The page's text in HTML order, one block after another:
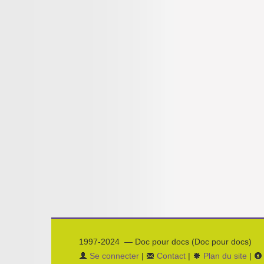
1997-2024 — Doc pour docs (Doc pour docs)
Se connecter| Contact| Plan du site |